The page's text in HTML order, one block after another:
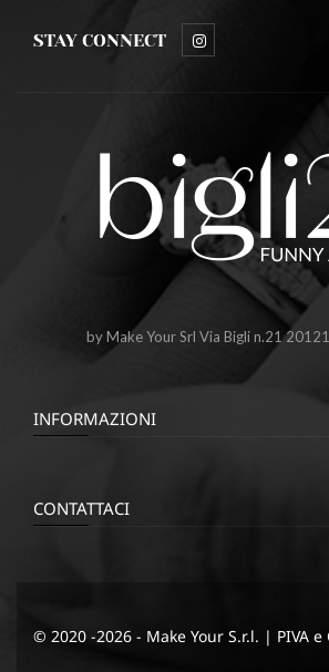
STAY CONNECT
by Make Your Srl Via Bigli n.21
INFORMAZIONI
CONTATTACI
© 2020 -2026 - Make Your S.r.l. | PIVA e